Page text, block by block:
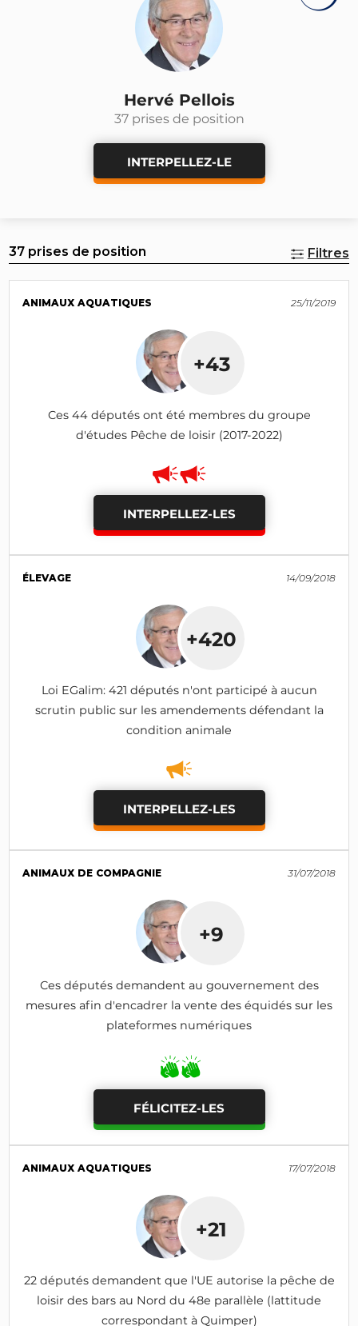
Hervé Pellois
37 prises de position
INTERPELLEZ-LE
37 prises de position Filtres
ANIMAUX AQUATIQUES 25/11/2019
+43
Ces 44 députés ont été membres du groupe
d'études Pêche de loisir (2017-2022)
INTERPELLEZ-LES
ÉLEVAGE 14/09/2018
+420
Loi EGalim: 421 députés n'ont participé à aucun
scrutin public sur les amendements défendant la
condition animale
INTERPELLEZ-LES
ANIMAUX DE COMPAGNIE 31/07/2018
+9
Ces députés demandent au gouvernement des
mesures afin d'encadrer la vente des équidés sur les
plateformes numériques
FÉLICITEZ-LES
ANIMAUX AQUATIQUES 17/07/2018
+21
22 députés demandent que l'UE autorise la pêche de
loisir des bars au Nord du 48e parallèle (lattitude
correspondant à Quimper)